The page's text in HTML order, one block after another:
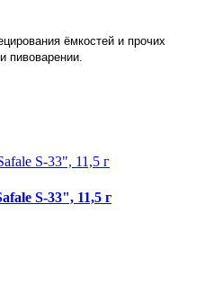
ёмкостей и прочих
пивоварении.
S-33", 11,5 г